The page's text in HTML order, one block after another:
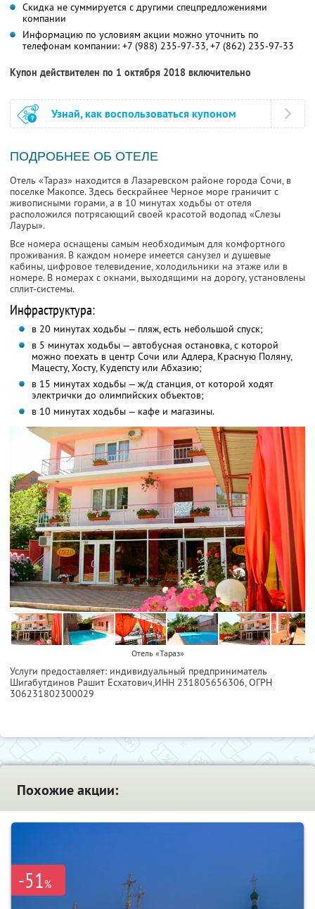
Скидка не суммируется с другими спецпредложениями
компании
Информацию по условиям акции можно уточнить по
телефонам компании: +7 (988) 235-97-33,+7 (862) 235-97-33
Купон действителен по 1 октября 2018 включительно
Узнай, как воспользоваться купоном
ПОДРОБНЕЕ ОБ ОТЕЛЕ
Отель «Тараз» находится в Лазаревском районе города Сочи, в
поселке Макопсе. Здесь бескрайнее Черное море граничит с
живописными горами, а в 10 минутах ходьбы от отеля
расположился потрясающий своей красотой водопад «Слезы
Лауры».
Все номера оснащены самым необходимым для комфортного
проживания. В каждом номере имеется санузел и душевые
кабины, цифровое телевидение, холодильники на этаже или в
номере. В номерах с окнами, выходящими на дорогу, установлены
сплит-системы.
Инфраструктура:
в 20 минутах ходьбы — пляж, есть небольшой спуск;
в 5 минутах ходьбы — автобусная остановка, с которой
можно поехать в центр Сочи или Адлера, Красную Поляну,
Мацесту, Хосту, Кудепсту или Абхазию;
в 15 минутах ходьбы — ж/д станция, от которой ходят
электрички до олимпийских объектов;
в 10 минутах ходьбы — кафе и магазины.
Отель «Тараз»
Услуги предоставляет: индивидуальный предприниматель
Шигабутдинов Рашит Есхатович,ИНН 231805656306, ОГРН
306231802300029
Похожие акции:
-51%